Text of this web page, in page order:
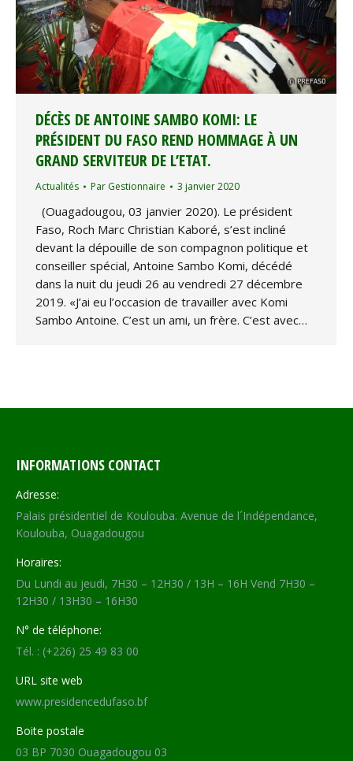
DÉCÈS DE ANTOINE SAMBO KOMI: LE
PRÉSIDENT DU FASO REND HOMMAGE À UN
GRAND SERVITEUR DE L’ETAT.
Actualités Par Gestionnaire 3 janvier 2020
(Ouagadougou, 03 janvier 2020). Le président
Faso, Roch Marc Christian Kaboré, s’est incliné
devant la dépouille de son compagnon politique et
conseiller spécial, Antoine Sambo Komi, décédé
dans la nuit du jeudi 26 au vendredi 27 décembre
2019. «J’ai eu l’occasion de travailler avec Komi
Sambo Antoine. C’est un ami, un frère. C’est avec…
INFORMATIONS CONTACT
Adresse:
Palais présidentiel de Koulouba. Avenue de l´Indépendance,
Koulouba, Ouagadougou
Horaires:
Du Lundi au jeudi, 7H30 – 12H30 / 13H – 16H Vend 7H30 –
12H30 / 13H30 – 16H30
N° de téléphone:
Tél. : (+226) 25 49 83 00
URL site web
www.presidencedufaso.bf
Boite postale
03 BP 7030 Ouagadougou 03